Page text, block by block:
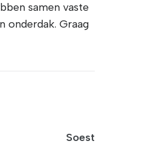
samen vaste
onderdak. Graag
Soest